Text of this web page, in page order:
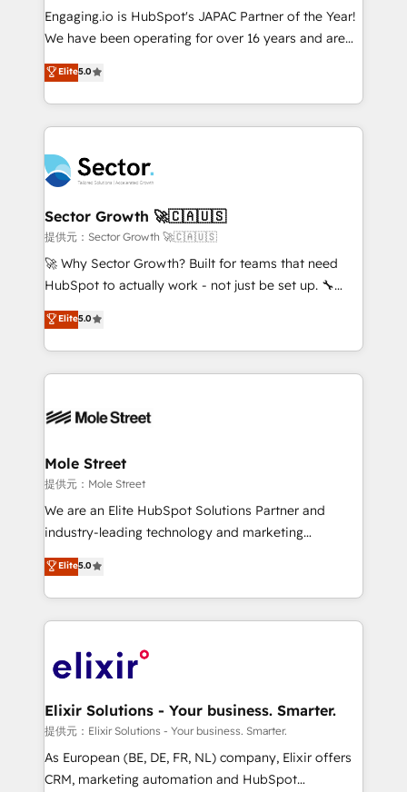
contratar e pagar a HubSpot em reais com nota
fiscal no Brasil e gerar economia de até 50% na
Oferecemos ainda agentes de IA especializados em
HubSpot que automatizam tarefas executam rotinas
empresas em 13 países utilizam a Nexforce. Somos
a maior parceira da HubSpot na América Latina e
líder no ranking global de sucesso do cliente da
HubSpot.
Engaging.io is HubSpot's JAPAC Partner of the Year!
We have been operating for over 16 years and are
one of HubSpot's most experienced and technically
capable Agency Partners globally. We specialise in
complex CRM migrations, implementations,
integrations, custom CMS portal development,
businesses. Our teams are based in North America
and APAC. We are HubSpot's top-ranked Advanced
Implementation Certified Partner and we contribute
to their advisory council. We strive to do 'good work
with good people' and have worked with incredible
brands. You can see some of them on our website,
Elite5.0
Sector Growth 🚀🇨🇦🇺🇸
提供元：Sector Growth 🚀🇨🇦🇺🇸
🚀 Why Sector Growth? Built for teams that need
HubSpot to actually work - not just be set up. 🔧
HubSpot Experts: Onboarding, migrations,
automation, and training built for adoption. ⚡ Highly
Technical Execution: ERP, EMR and Custom
Integrations; complex builds delivered in weeks, not
workflows; automation agents; process optimization
Healthcare: HIPAA implementations; secure data
workflows 💼 Financial Services: compliant
workflows; audit-ready reporting ⚖️ Legal: client
intake; pipeline and document workflows 🛒 E-
revenue automation 🏢 Real Estate: deal pipelines;
portfolio and lifecycle management 🏭
HIPAA-aware; CASL-compliant; GDPR-ready
implementations where required 💡 Why 500+
built to scale.
Elite5.0
Mole Street
提供元：Mole Street
We are an Elite HubSpot Solutions Partner and
industry-leading technology and marketing
consultancy. Our focus is on enterprise and mid-
market B2B companies globally that want a strategic
approach to execute their goals through creative
applications of our solutions; Technical HubSpot
Design, Migrations + Integrations. Mole Street’s
greatness, which is achieved through creating
absolute clarity, derived from a well-defined
strategy, executed well, and reported on with clear
results. The culture is driven by core values; Joy, Grit,
Elite5.0
Elixir Solutions - Your business. Smarter.
提供元：Elixir Solutions - Your business. Smarter.
As European (BE, DE, FR, NL) company, Elixir offers
CRM, marketing automation and HubSpot